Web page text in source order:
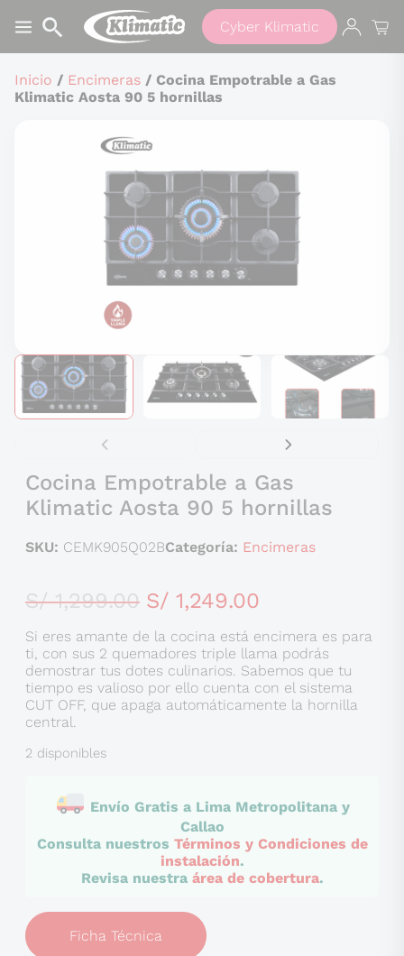
Cyber Klimatic
Inicio / Encimeras / Cocina Empotrable a Gas
Klimatic Aosta 90 5 hornillas
Cocina Empotrable a Gas
Klimatic Aosta 90 5 hornillas
SKU: CEMK905Q02BCategoría: Encimeras
S/1,299.00 El
precio
original
era:
S/ 1,299.00.
S/ 1,249.00
precio
actual
es:
S/ 1,249.00.
Si eres amante de la cocina está encimera es para
ti, con sus 2 quemadores triple llama podrás
demostrar tus dotes culinarios. Sabemos que tu
tiempo es valioso por ello cuenta con el sistema
CUT OFF, que apaga automáticamente la hornilla
central.
2 disponibles
Envío Gratis a Lima Metropolitana y
Callao
Consulta nuestros Términos y Condiciones de
instalación.
Revisa nuestra área de cobertura.
Ficha Técnica